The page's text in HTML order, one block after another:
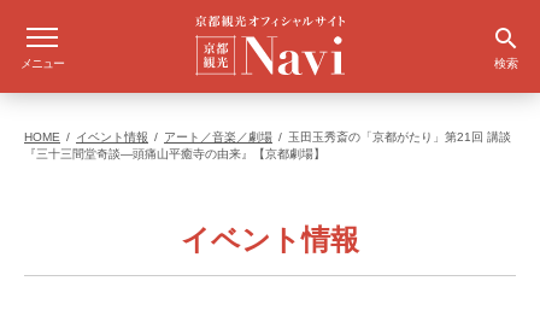
メニュー 検索
HOME イベント情報 アート／音楽／劇場
玉田玉秀斎の「京都がたり」第21回 講談
『三十三間堂奇談―頭痛山平癒寺の由来』【京都劇場】
イベント情報